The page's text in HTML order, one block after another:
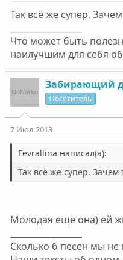
Так всё же супер. Зачем
Что может быть
наилучшим для себя
Забирающий
Посетитель
7 Июл 2013
Fevrallina написал(а):
Так всё же супер. Зачем
Молодая еще она) ей
Сколько б песен мы не